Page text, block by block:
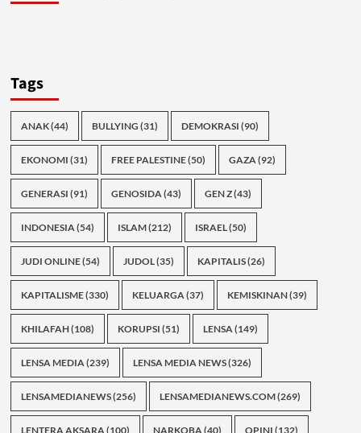
Tags
ANAK(44) BULLYING (31) DEMOKRASI (90)
EKONOMI (31) FREE PALESTINE(50) GAZA(92)
GENERASI (91) GENOSIDA(43) GEN Z(43)
INDONESIA(54) ISLAM(212) ISRAEL(50)
JUDI ONLINE(54) JUDOL(35) KAPITALIS(26)
KAPITALISME(330) KELUARGA(37) KEMISKINAN(39)
KHILAFAH(108) KORUPSI (51) LENSA(149)
LENSA MEDIA(239) LENSA MEDIA NEWS(326)
LENSAMEDIANEWS(256) LENSAMEDIANEWS.COM(269)
LENTERA AKSARA (100) NARKOBA (40) OPINI (132)